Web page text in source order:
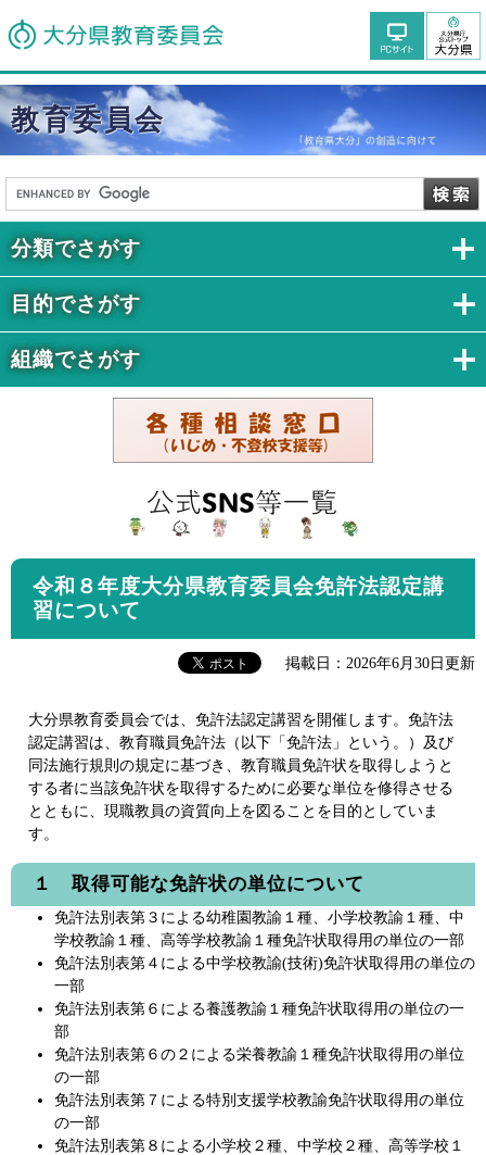
教育委員会
令和８年度大分県教育委員会免許法認定講
習について
掲載日：2026年6月30日更新
大分県教育委員会では、免許法認定講習を開催します。免許法
認定講習は、教育職員免許法（以下「免許法」という。）及び
同法施行規則の規定に基づき、教育職員免許状を取得しようと
する者に当該免許状を取得するために必要な単位を修得させる
とともに、現職教員の資質向上を図ることを目的としていま
す。
１ 取得可能な免許状の単位について
免許法別表第３による幼稚園教諭１種、小学校教諭１種、中
学校教諭１種、高等学校教諭１種免許状取得用の単位の一部
免許法別表第４による中学校教諭(技術)免許状取得用の単位の
一部
免許法別表第６による養護教諭１種免許状取得用の単位の一
部
免許法別表第６の２による栄養教諭１種免許状取得用の単位
の一部
免許法別表第７による特別支援学校教諭免許状取得用の単位
の一部
免許法別表第８による小学校２種、中学校２種、高等学校１
分類でさがす
目的でさがす
組織でさがす